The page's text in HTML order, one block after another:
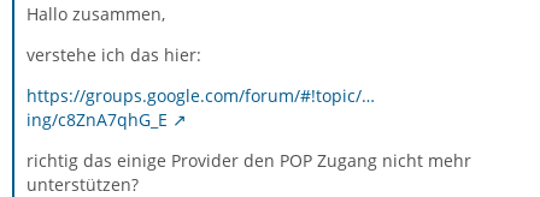
Hallo zusammen,
verstehe ich das hier:
https://groups.google.com/forum/#!topic/…
ing/c8ZnA7qhG_E
richtig das einige Provider den POP Zugang nicht mehr
unterstützen?